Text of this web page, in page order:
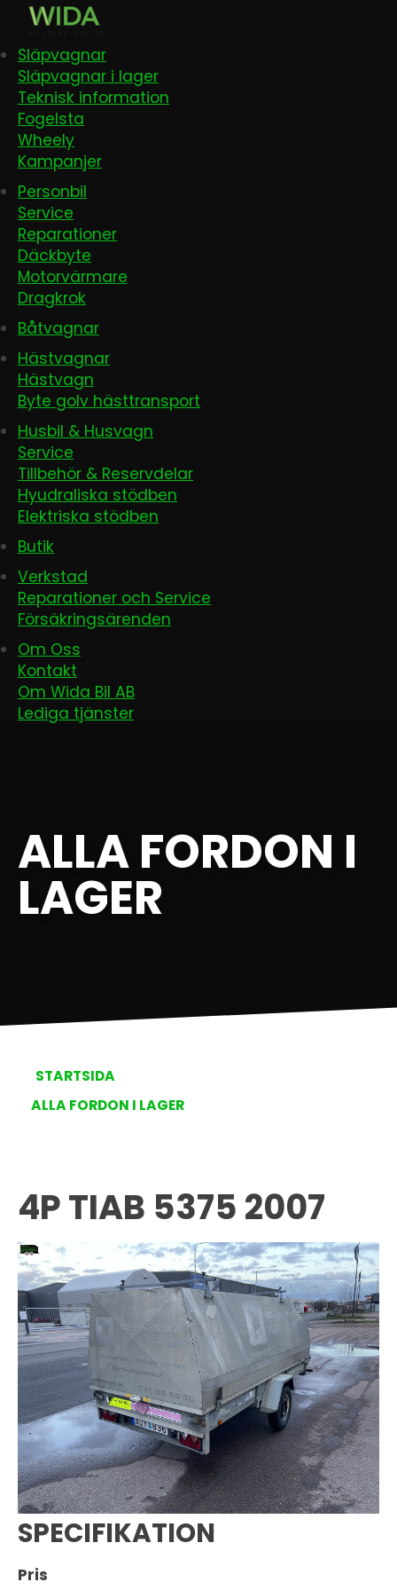
Släpvagnar
Släpvagnar i lager
Teknisk information
Fogelsta
Wheely
Kampanjer
Personbil
Service
Reparationer
Däckbyte
Motorvärmare
Dragkrok
Båtvagnar
Hästvagnar
Hästvagn
Byte golv hästtransport
Husbil & Husvagn
Service
Tillbehör & Reservdelar
Hyudraliska stödben
Elektriska stödben
Butik
Verkstad
Reparationer och Service
Försäkringsärenden
Om Oss
Kontakt
Om Wida Bil AB
Lediga tjänster
ALLA FORDON I
LAGER
STARTSIDA
ALLA FORDON I LAGER
4P TIAB 5375 2007
SPECIFIKATION
Pris